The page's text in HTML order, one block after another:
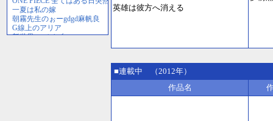
英雄は彼方へ消える
■連載中 （2012年）
作品名